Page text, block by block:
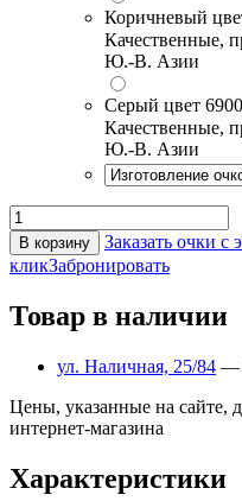
Коричневый
Качественные,
Ю.-В. Азии
Серый цвет
Качественные,
Ю.-В. Азии
В корзину Заказать очки с
кликЗабронировать
Товар в наличии
ул. Наличная, 25/84 —
Цены, указанные на сайте,
интернет-магазина
Характеристики